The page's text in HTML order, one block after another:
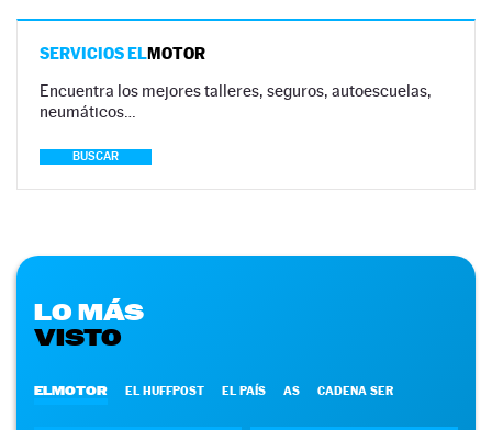
SERVICIOS ELMOTOR
Encuentra los mejores talleres, seguros, autoescuelas,
neumáticos…
BUSCAR
LO MÁS
VISTO
ELMOTOR EL HUFFPOST EL PAÍS AS CADENA SER